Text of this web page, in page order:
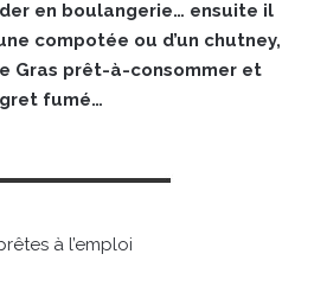
en boulangerie… ensuite il
compotée ou d’un chutney,
Gras prêt-à-consommer et
fumé…
à l’emploi